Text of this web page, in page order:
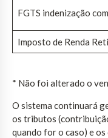
FGTS indenização
Imposto de Renda
* Não foi alterado o
O sistema continuará
os tributos
quando for o caso) e